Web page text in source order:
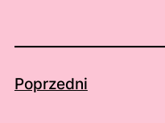
Poprzedni